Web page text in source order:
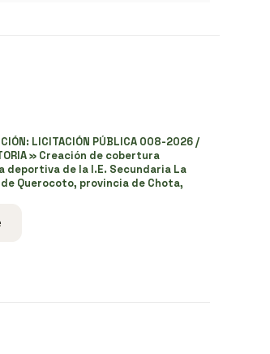
LICITACIÓN PÚBLICA 008-2026 /
» Creación de cobertura
deportiva de la I.E. Secundaria La
Querocoto, provincia de Chota,